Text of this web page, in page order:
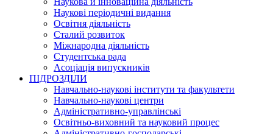
Наукові періодичні видання
Освітня діяльність
Сталий розвиток
Міжнародна діяльність
Студентська рада
Асоціація випускників
ПІДРОЗДІЛИ
Навчально-наукові інститути та факультети
Навчально-наукові центри
Адміністративно-управлінські
Освітньо-виховний та науковий процес